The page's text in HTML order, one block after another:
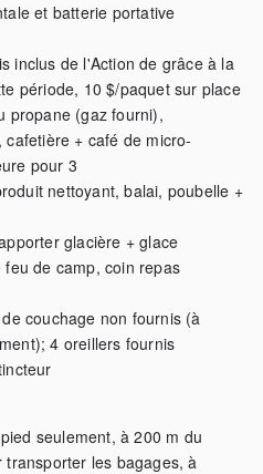
et batterie portative
inclus de l'Action de grâce à la
période, 10 $/paquet sur place
propane (gaz fourni),
+ café de micro-
pour 3
nettoyant, balai, poubelle +
glacière + glace
de camp, coin repas
couchage non fournis (à
4 oreillers fournis
seulement, à 200 m du
les bagages, à